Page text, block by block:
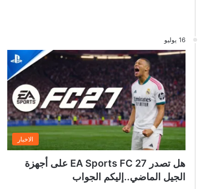
16 يوليو
الاخبار
هل تصدر EA Sports FC 27 على أجهزة
الجيل الماضي..إليكم الجواب